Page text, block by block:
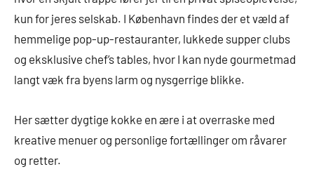
kun for jeres selskab. I København findes der et væld af
hemmelige pop-up-restauranter, lukkede supper clubs
og eksklusive chef’s tables, hvor I kan nyde gourmetmad
langt væk fra byens larm og nysgerrige blikke.
Her sætter dygtige kokke en ære i at overraske med
kreative menuer og personlige fortællinger om råvarer
og retter.